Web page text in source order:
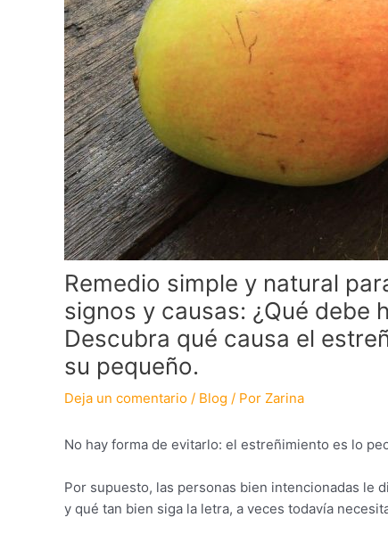
Remedio simple y natural
signos y causas: ¿Qué debe
Descubra qué causa el
su pequeño.
Deja un comentario / Blog / Por Zarina
No hay forma de evitarlo: el estreñimiento es lo
Por supuesto, las personas bien intencionadas le
y qué tan bien siga la letra, a veces todavía